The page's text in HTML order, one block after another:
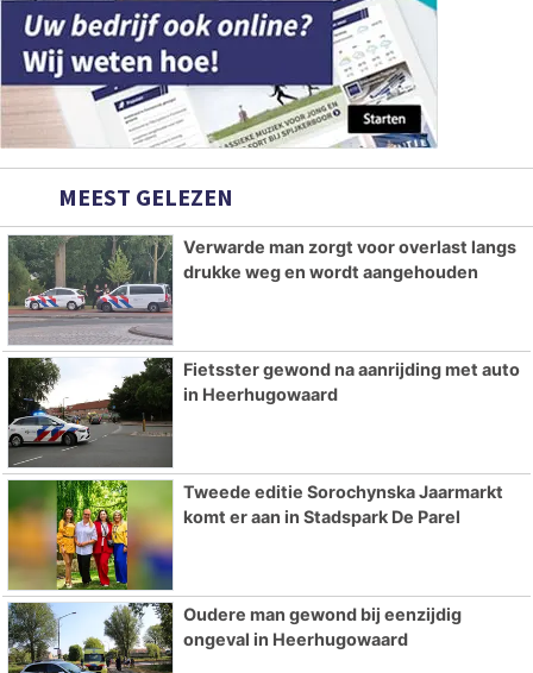
MEEST GELEZEN
Verwarde man zorgt voor overlast langs
drukke weg en wordt aangehouden
Fietsster gewond na aanrijding met auto
in Heerhugowaard
Tweede editie Sorochynska Jaarmarkt
komt er aan in Stadspark De Parel
Oudere man gewond bij eenzijdig
ongeval in Heerhugowaard